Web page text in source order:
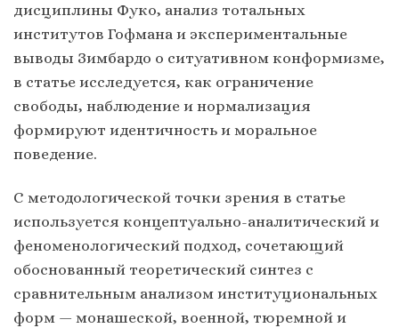
дисциплины Фуко, анализ тотальных
институтов Гофмана и экспериментальные
выводы Зимбардо о ситуативном конформизме,
в статье исследуется, как ограничение
свободы, наблюдение и нормализация
формируют идентичность и моральное
поведение.
С методологической точки зрения в статье
используется концептуально-аналитический и
феноменологический подход, сочетающий
обоснованный теоретический синтез с
сравнительным анализом институциональных
форм — монашеской, военной, тюремной и